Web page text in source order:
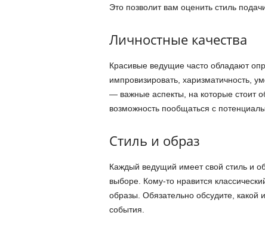
Это позволит вам оценить стиль
Личностные качества
Красивые ведущие часто обладают
импровизировать, харизматичность,
— важные аспекты, на которые стоит
возможность пообщаться с
Стиль и образ
Каждый ведущий имеет свой стиль и
выборе. Кому-то нравится
образы. Обязательно обсудите, какой
события.